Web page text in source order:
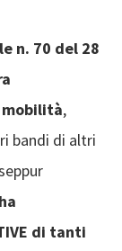
n. 70 del 28
,
bandi di altri
ha
di tanti